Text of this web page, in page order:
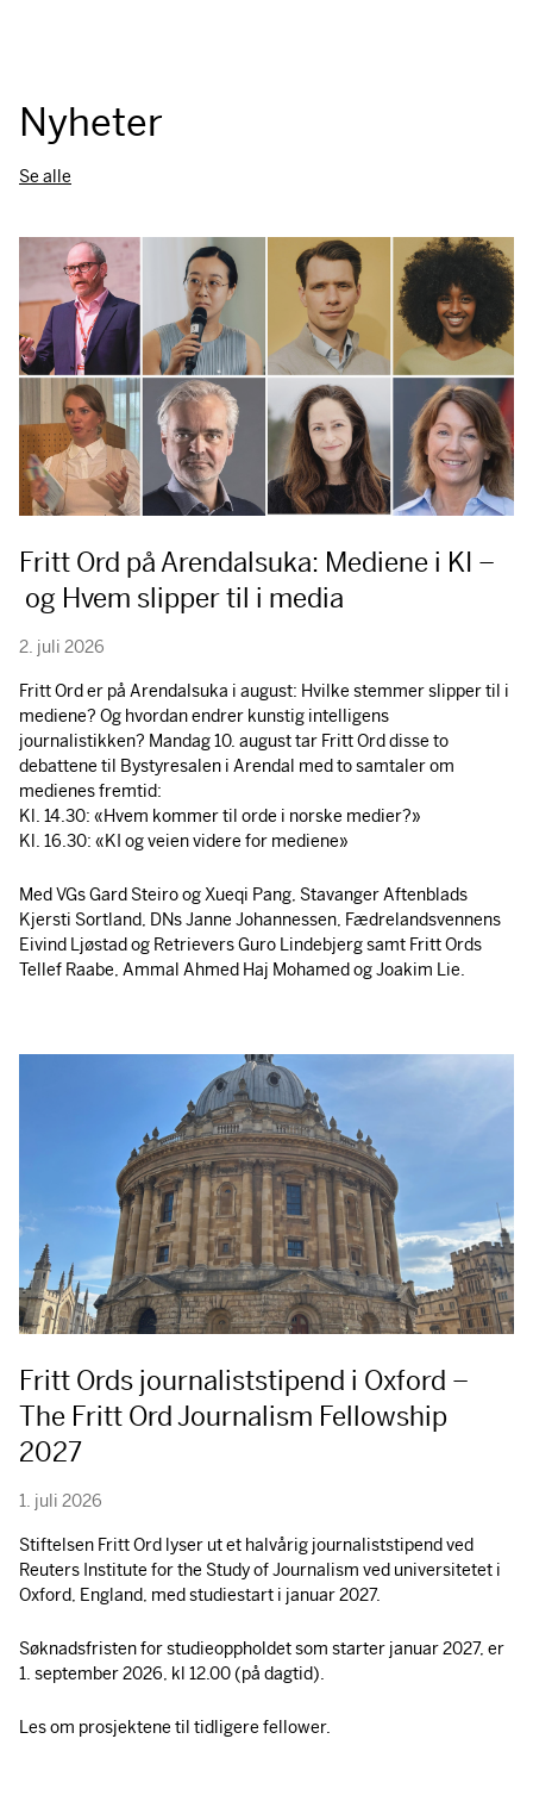
Nyheter
Se alle
Fritt Ord på Arendalsuka: Mediene i KI –
og Hvem slipper til i media
2. juli 2026
Fritt Ord er på Arendalsuka i august: Hvilke stemmer slipper til i
mediene? Og hvordan endrer kunstig intelligens
journalistikken? Mandag 10. august tar Fritt Ord disse to
debattene til Bystyresalen i Arendal med to samtaler om
medienes fremtid:
Kl. 14.30: «Hvem kommer til orde i norske medier?»
Kl. 16.30: «KI og veien videre for mediene»
Med VGs Gard Steiro og Xueqi Pang, Stavanger Aftenblads
Kjersti Sortland, DNs Janne Johannessen, Fædrelandsvennens
Eivind Ljøstad og Retrievers Guro Lindebjerg samt Fritt Ords
Tellef Raabe, Ammal Ahmed Haj Mohamed og Joakim Lie.
Fritt Ords journaliststipend i Oxford –
The Fritt Ord Journalism Fellowship
2027
1. juli 2026
Stiftelsen Fritt Ord lyser ut et halvårig journaliststipend ved
Reuters Institute for the Study of Journalism ved universitetet i
Oxford, England, med studiestart i januar 2027.
Søknadsfristen for studieoppholdet som starter januar 2027, er
1. september 2026, kl 12.00 (på dagtid).
Les om prosjektene til tidligere fellower.